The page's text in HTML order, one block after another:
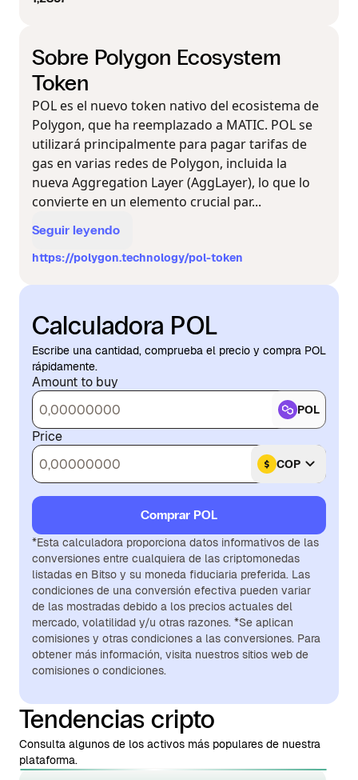
Sobre Polygon Ecosystem
Token
POL es el nuevo token nativo del ecosistema de
Polygon, que ha reemplazado a MATIC. POL se
utilizará principalmente para pagar tarifas de
gas en varias redes de Polygon, incluida la
nueva Aggregation Layer (AggLayer), lo que lo
convierte en un elemento crucial par...
Seguir leyendo
https://polygon.technology/pol-token
Calculadora POL
Escribe una cantidad, comprueba el precio y compra POL
rápidamente.
Amount to buy
POL
Price
COP
Comprar POL
*Esta calculadora proporciona datos informativos de las
conversiones entre cualquiera de las criptomonedas
listadas en Bitso y su moneda fiduciaria preferida. Las
condiciones de una conversión efectiva pueden variar
de las mostradas debido a los precios actuales del
mercado, volatilidad y/u otras razones. *Se aplican
comisiones y otras condiciones a las conversiones. Para
obtener más información, visita nuestros sitios web de
comisiones o condiciones.
Tendencias cripto
Consulta algunos de los activos más populares de nuestra
plataforma.